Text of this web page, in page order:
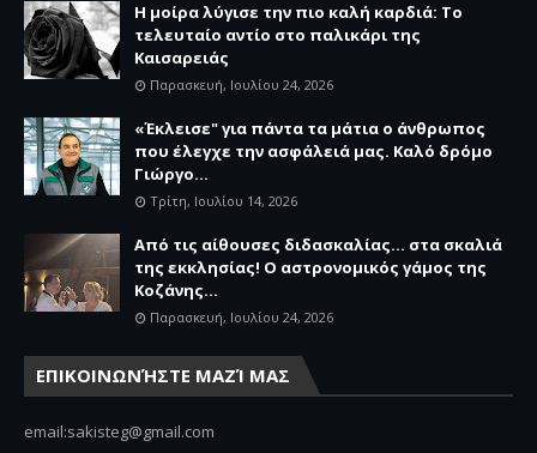
Η μοίρα λύγισε την πιο καλή καρδιά: Το
τελευταίο αντίο στο παλικάρι της
Καισαρειάς
Παρασκευή, Ιουλίου 24, 2026
«Έκλεισε" για πάντα τα μάτια ο άνθρωπος
που έλεγχε την ασφάλειά μας. Καλό δρόμο
Γιώργο...
Τρίτη, Ιουλίου 14, 2026
Από τις αίθουσες διδασκαλίας… στα σκαλιά
της εκκλησίας! Ο αστρονομικός γάμος της
Κοζάνης...
Παρασκευή, Ιουλίου 24, 2026
ΕΠΙΚΟΙΝΩΝΉΣΤΕ ΜΑΖΊ ΜΑΣ
email:sakisteg@gmail.com